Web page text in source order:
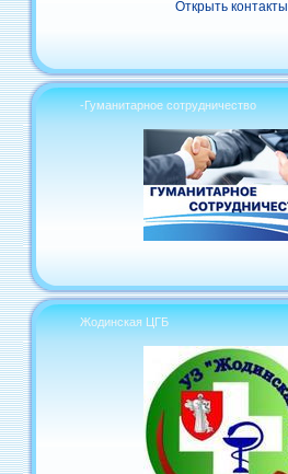
Открыть контакты
-Гуманитарное сотрудничество
Жодинская ЦГБ